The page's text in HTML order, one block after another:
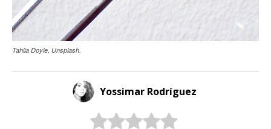
Tahlia Doyle, Unsplash.
Yossimar Rodríguez